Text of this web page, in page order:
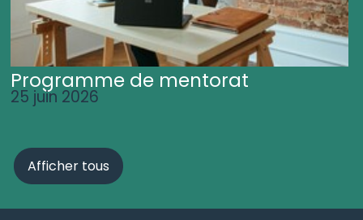
Programme de mentorat
25 juin 2026
Afficher tous